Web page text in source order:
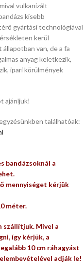
vulkanizált
kisebb
gyártási technológiával
kerül
van, de a fa
anyag keletkezik,
ipari körülmények
ajánljuk!
találhatóak:
bandázsoknál a
mennyiséget kérjük
méter.
szállítjuk. Mivel a
így kérjük, a
10 cm ráhagyást
adják le!